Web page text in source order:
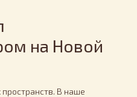
на Новой
В наше